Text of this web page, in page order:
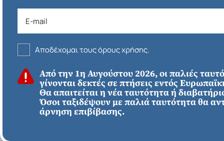
Αποδέχομαι τους όρους χρήσης.
Από την 1η Αυγούστου 2026, οι παλιές
γίνονται δεκτές σε πτήσεις εντός
Θα απαιτείται η νέα ταυτότητα ή
Όσοι ταξιδέψουν με παλιά ταυτότητα θα
άρνηση επιβίβασης.
Απευθείας απο
Ηράκλειο
Εκτός Ευρώπης
ΕΥΡΩΠΗ
Γύρος Ισπανίας - 8
Αυγούστου